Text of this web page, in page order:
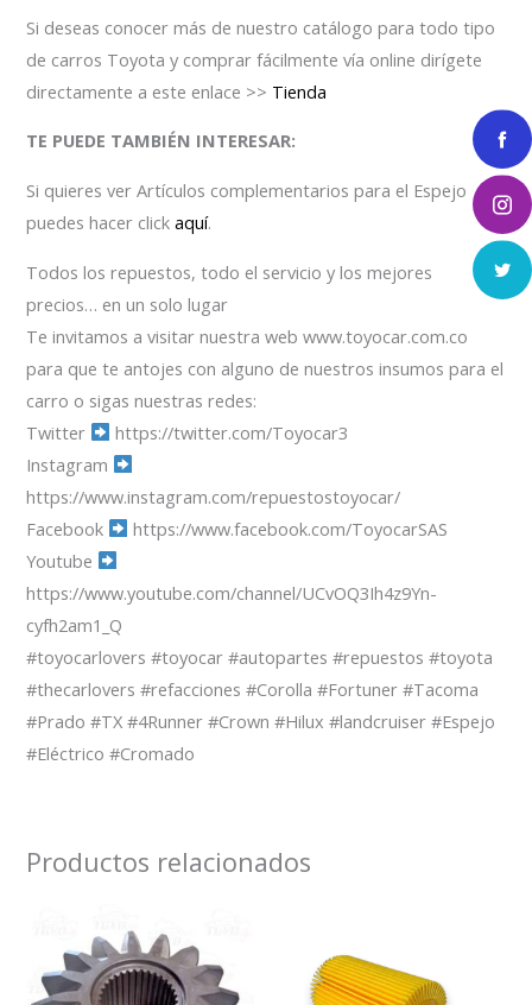
Si deseas conocer más de nuestro catálogo para todo tipo
de carros Toyota y comprar fácilmente vía online dirígete
directamente a este enlace >> Tienda
TE PUEDE TAMBIÉN INTERESAR:
Si quieres ver Artículos complementarios para el Espejo
puedes hacer clickaquí.
Todos los repuestos, todo el servicio y los mejores
precios… en un solo lugar
Te invitamos a visitar nuestra web www.toyocar.com.co
para que te antojes con alguno de nuestros insumos para el
carro o sigas nuestras redes:
Twitter
https://twitter.com/Toyocar3
Instagram
https://www.instagram.com/repuestostoyocar/
Facebook
https://www.facebook.com/ToyocarSAS
Youtube
https://www.youtube.com/channel/UCvOQ3Ih4z9Yn-
cyfh2am1_Q
#toyocarlovers #toyocar #autopartes #repuestos #toyota
#thecarlovers #refacciones #Corolla #Fortuner #Tacoma
#Prado #TX #4Runner #Crown #Hilux #landcruiser #Espejo
#Eléctrico #Cromado
Productos relacionados